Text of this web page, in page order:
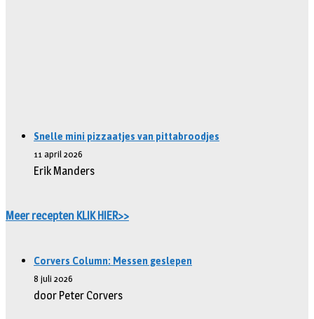
Snelle mini pizzaatjes van pittabroodjes
11 april 2026
Erik Manders
Meer recepten KLIK HIER>>
Corvers Column: Messen geslepen
8 juli 2026
door Peter Corvers